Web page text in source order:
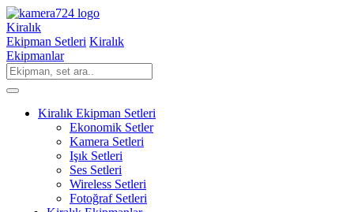
Kiralık
Ekipman Setleri Kiralık
Ekipmanlar
Kiralık Ekipman Setleri
Ekonomik Setler
Kamera Setleri
Işık Setleri
Ses Setleri
Wireless Setleri
Fotoğraf Setleri